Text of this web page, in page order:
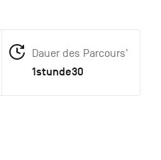
Dauer des Parcours'
1stunde30